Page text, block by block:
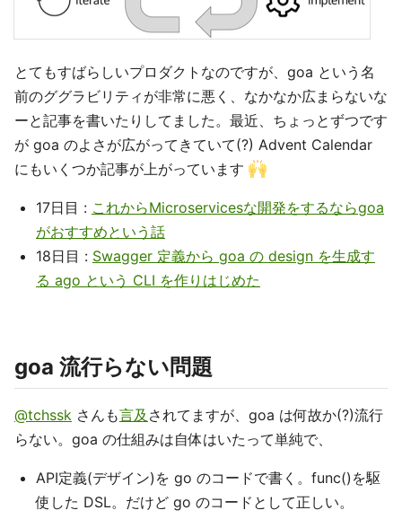
とてもすばらしいプロダクトなのですが、goa という名
前のググラビリティが非常に悪く、なかなか広まらないな
ーと記事を書いたりしてました。最近、ちょっとずつです
が goa のよさが広がってきていて(?) Advent Calendar
にもいくつか記事が上がっています
17日目 : これからMicroservicesな開発をするならgoa
がおすすめという話
18日目 : Swagger 定義から goa の design を生成す
る ago という CLI を作りはじめた
goa 流行らない問題
@tchssk さんも言及 されてますが、goa は何故か(?)流行
らない。goa の仕組みは自体はいたって単純で、
API定義(デザイン)を go のコードで書く。func()を駆
使した DSL。だけど go のコードとして正しい。